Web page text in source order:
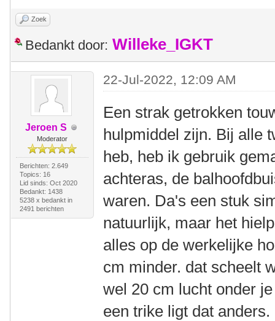
Zoek
Bedankt door: Willeke_IGKT
Jeroen S
Moderator
Berichten: 2.649
Topics: 16
Lid sinds: Oct 2020
Bedankt: 1438
5238 x bedankt in
2491 berichten
22-Jul-2022, 12:09 AM
Een strak getrokken
hulpmiddel zijn. Bij alle
heb, heb ik gebruik
achteras, de
waren. Da's een stuk
natuurlijk, maar het
alles op de werkelijke
cm minder. dat scheelt
wel 20 cm lucht onder
een trike ligt dat anders.